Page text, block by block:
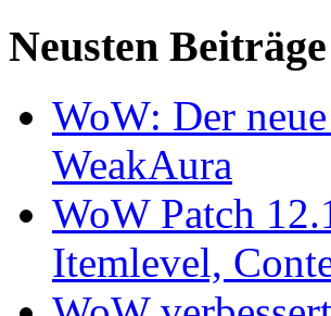
Neusten Beiträge
WoW: Der
WeakAura
WoW Patch
Itemlevel,